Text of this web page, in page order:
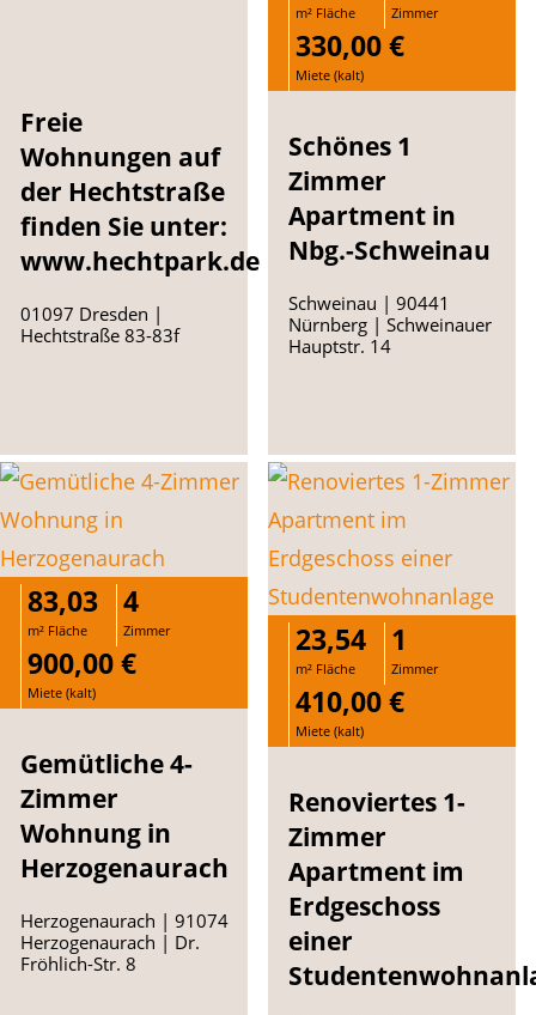
Freie
Wohnungen auf
der Hechtstraße
finden Sie unter:
www.hechtpark.de
01097 Dresden |
Hechtstraße 83-83f
m² Fläche Zimmer
330,00 €
Miete (kalt)
Schönes 1
Zimmer
Apartment in
Nbg.-Schweinau
Schweinau | 90441
Nürnberg | Schweinauer
Hauptstr. 14
83,03
m² Fläche
4
Zimmer
900,00 €
Miete (kalt)
Gemütliche 4-
Zimmer
Wohnung in
Herzogenaurach
Herzogenaurach | 91074
Herzogenaurach | Dr.
Fröhlich-Str. 8
23,54
m² Fläche
1
Zimmer
410,00 €
Miete (kalt)
Renoviertes 1-
Zimmer
Apartment im
Erdgeschoss
einer